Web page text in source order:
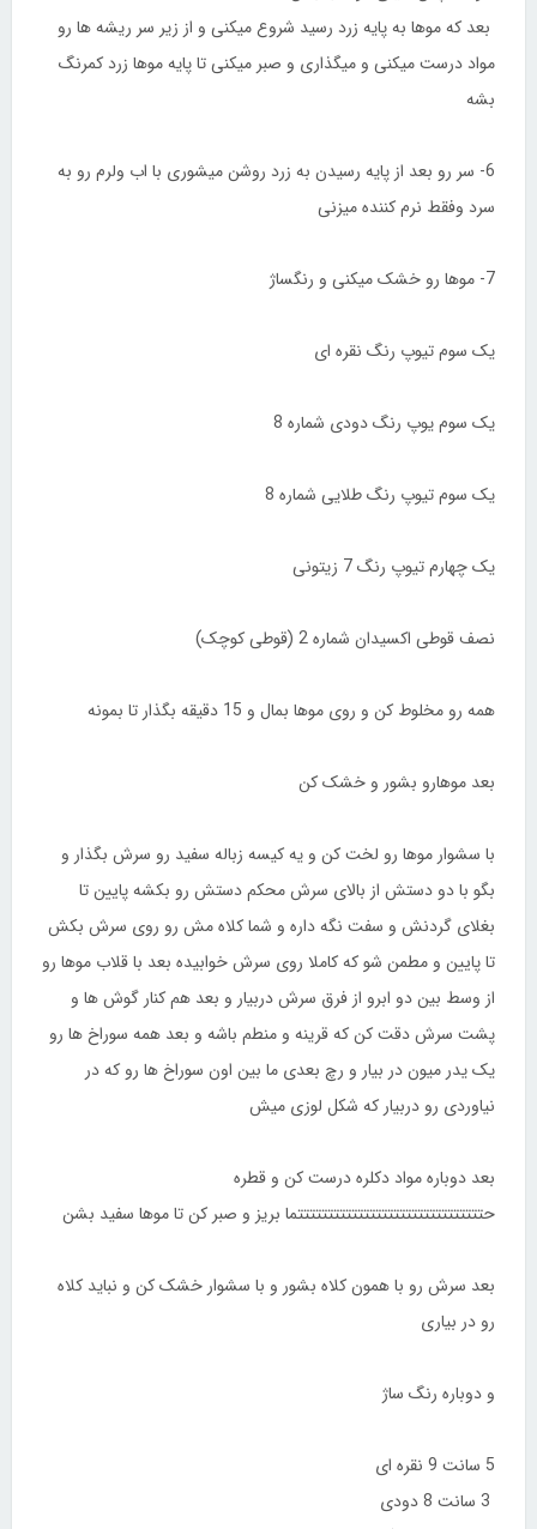
بعد که موها به پایه زرد رسید شروع میکنی و از زیر سر ریشه ها رو
مواد درست میکنی و میگذاری و صبر میکنی تا پایه موها زرد کمرنگ
بشه
6- سر رو بعد از پایه رسیدن به زرد روشن میشوری با اب ولرم رو به
سرد وفقط نرم کننده میزنی
7- موها رو خشک میکنی و رنگساژ
یک سوم تیوپ رنگ نقره ای
یک سوم یوپ رنگ دودی شماره 8
یک سوم تیوپ رنگ طلایی شماره 8
یک چهارم تیوپ رنگ 7 زیتونی
نصف قوطی اکسیدان شماره 2 (قوطی کوچک)
همه رو مخلوط کن و روی موها بمال و 15 دقیقه بگذار تا بمونه
بعد موهارو بشور و خشک کن
با سشوار موها رو لخت کن و یه کیسه زباله سفید رو سرش بگذار و
بگو با دو دستش از بالای سرش محکم دستش رو بکشه پایین تا
بغلای گردنش و سفت نگه داره و شما کلاه مش رو روی سرش بکش
تا پایین و مطمن شو که کاملا روی سرش خوابیده بعد با قلاب موها رو
از وسط بین دو ابرو از فرق سرش دربیار و بعد هم کنار گوش ها و
پشت سرش دقت کن که قرینه و منطم باشه و بعد همه سوراخ ها رو
یک یدر میون در بیار و رچ بعدی ما بین اون سوراخ ها رو که در
نیاوردی رو دربیار که شکل لوزی میش
بعد دوباره مواد دکلره درست کن و قطره
حتتتتتتتتتتتتتتتتتتتتتتتتتتتتتتتما بریز و صبر کن تا موها سفید بشن
بعد سرش رو با همون کلاه بشور و با سشوار خشک کن و نباید کلاه
رو در بیاری
و دوباره رنگ ساژ
5 سانت 9 نقره ای